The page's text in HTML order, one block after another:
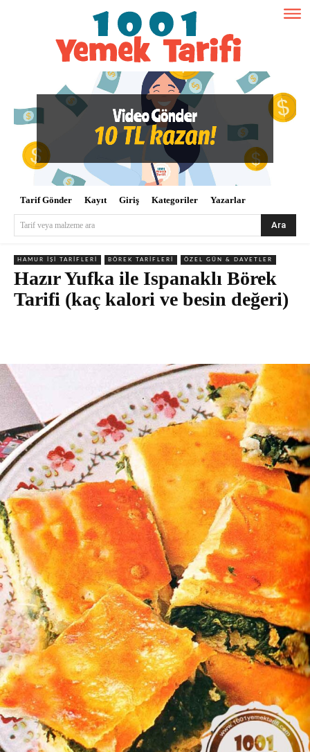
Tarif Gönder Kayıt Giriş Kategoriler Yazarlar
Tarif veya malzeme ara Ara
HAMUR İŞI TARIFLERI BÖREK TARIFLERI ÖZEL GÜN & DAVETLER
Hazır Yufka ile Ispanaklı Börek
Tarifi (kaç kalori ve besin değeri)